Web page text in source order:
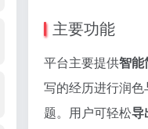
主要功能
平台主要提供智能
写的经历进行润
题。用户可轻松导